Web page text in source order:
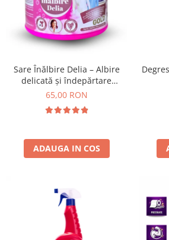
Insecticide
Dezinfectante
Absorbanti de Umiditate & Rezerve
Bioactivatori & Tratamente Fose
Septice
Manusi Protectie
Solutii curatare mobila
Ceaiuri
Cosmetice
Vopsea Par
Ingrijire Par
Ingrijire corp
Ingrijire maini
Ingrijire picioare
Îngrijire Ten
Curatare Intretinere Incaltaminte
Sare Înălbire Delia – Albire
delicată și îndepărtare
eficientă a petelor 500 g
65,00 RON
ADAUGA IN COS